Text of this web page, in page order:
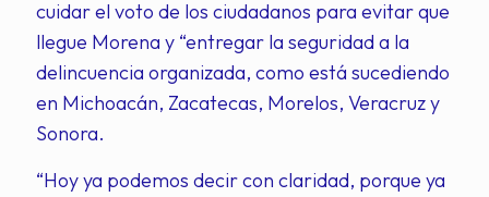
cuidar el voto de los ciudadanos para evitar que
llegue Morena y “entregar la seguridad a la
delincuencia organizada, como está sucediendo
en Michoacán, Zacatecas, Morelos, Veracruz y
Sonora.
“Hoy ya podemos decir con claridad, porque ya